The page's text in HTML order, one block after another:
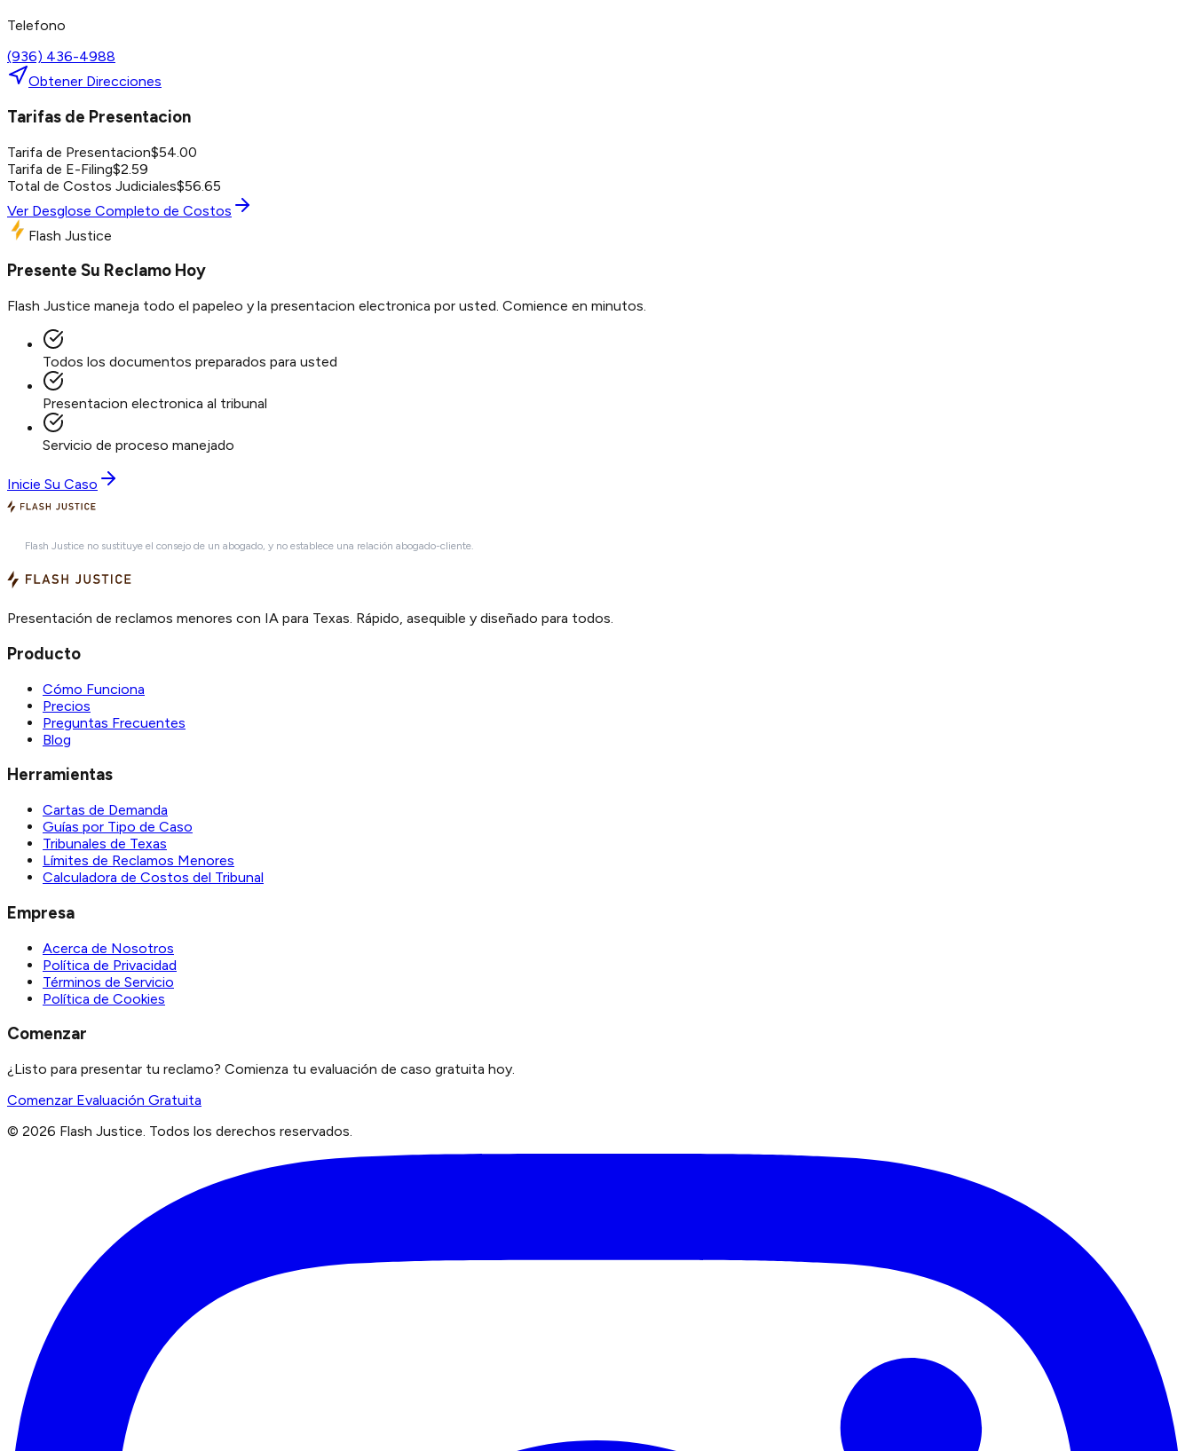
Telefono
(936) 436-4988
Obtener Direcciones
Tarifas de Presentacion
Tarifa de Presentacion$54.00
Tarifa de E-Filing$2.59
Total de Costos Judiciales$56.65
Ver Desglose Completo de Costos
Flash Justice
Presente Su Reclamo Hoy
Flash Justice maneja todo el papeleo y la presentacion electronica por usted. Comience en minutos.
Todos los documentos preparados para usted
Presentacion electronica al tribunal
Servicio de proceso manejado
Inicie Su Caso
Flash Justice no sustituye el consejo de un abogado, y no establece una relación abogado-cliente.
Presentación de reclamos menores con IA para Texas. Rápido, asequible y diseñado para todos.
Producto
Cómo Funciona
Precios
Preguntas Frecuentes
Blog
Herramientas
Cartas de Demanda
Guías por Tipo de Caso
Tribunales de Texas
Límites de Reclamos Menores
Calculadora de Costos del Tribunal
Empresa
Acerca de Nosotros
Política de Privacidad
Términos de Servicio
Política de Cookies
Comenzar
¿Listo para presentar tu reclamo? Comienza tu evaluación de caso gratuita hoy.
Comenzar Evaluación Gratuita
© 2026 Flash Justice. Todos los derechos reservados.